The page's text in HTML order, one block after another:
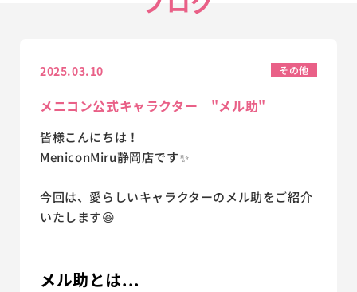
2025.03.10 その他
メニコン公式キャラクター "メル助"
皆様こんにちは！
MeniconMiru静岡店です✨
今回は、愛らしいキャラクターのメル助をご紹介
いたします😆
メル助とは...